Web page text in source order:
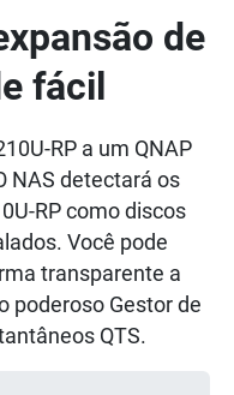
de
fácil
RP a um QNAP
NAS detectará os
RP como discos
Você pode
transparente a
poderoso Gestor de
QTS.